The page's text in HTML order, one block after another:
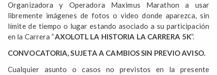
Organizadora y Operadora Maximus Marathon a usar
libremente imágenes de fotos o video donde aparezca, sin
límite de tiempo o lugar estando asociado a su participación
en la Carrera “AXOLOTL LA HISTORIA LA CARRERA 5K”.
CONVOCATORIA, SUJETA A CAMBIOS SIN PREVIO AVISO.
Cualquier asunto o casos no previstos en la presente